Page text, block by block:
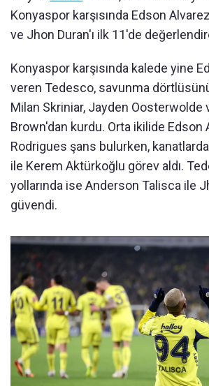
Konyaspor karşısında Edson
ve Jhon Duran'ı ilk 11'de
Konyaspor karşısında kalede yine
veren Tedesco, savunma
Milan Skriniar, Jayden Oosterwolde
Brown'dan kurdu. Orta ikilide Edson
Rodrigues şans bulurken,
ile Kerem Aktürkoğlu görev aldı.
yollarında ise Anderson Talisca ile
güvendi.